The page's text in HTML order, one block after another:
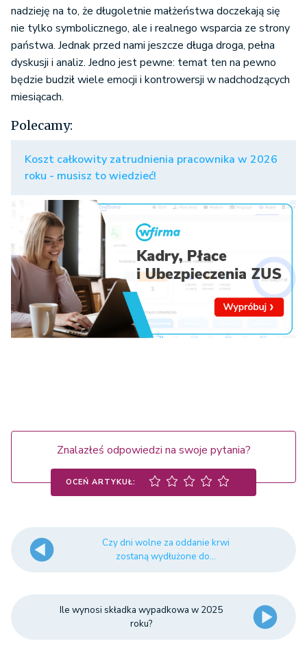
nadzieję na to, że długoletnie małżeństwa doczekają się
nie tylko symbolicznego, ale i realnego wsparcia ze strony
państwa. Jednak przed nami jeszcze długa droga, pełna
dyskusji i analiz. Jedno jest pewne: temat ten na pewno
będzie budził wiele emocji i kontrowersji w nadchodzących
miesiącach.
Polecamy:
Koszt całkowity zatrudnienia pracownika w 2026
roku - musisz to wiedzieć!
Znalazłeś odpowiedzi na swoje pytania?
OCEŃ ARTYKUŁ:
Czy dni wolne za oddanie krwi
zostaną wydłużone do...
Ile wynosi składka wypadkowa w 2025
roku?